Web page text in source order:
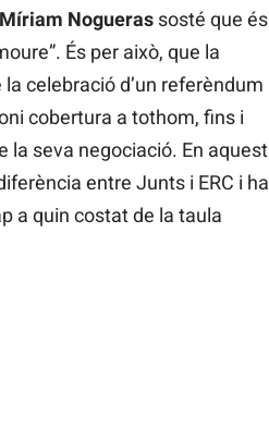
Míriam Nogueras sosté que és
És per això, que la
celebració d’un referèndum
cobertura a tothom, fins i
la seva negociació. En aquest
entre Junts i ERC i ha
a quin costat de la taula